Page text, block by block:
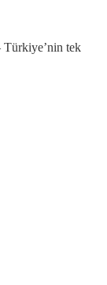
Türkiye’nin tek